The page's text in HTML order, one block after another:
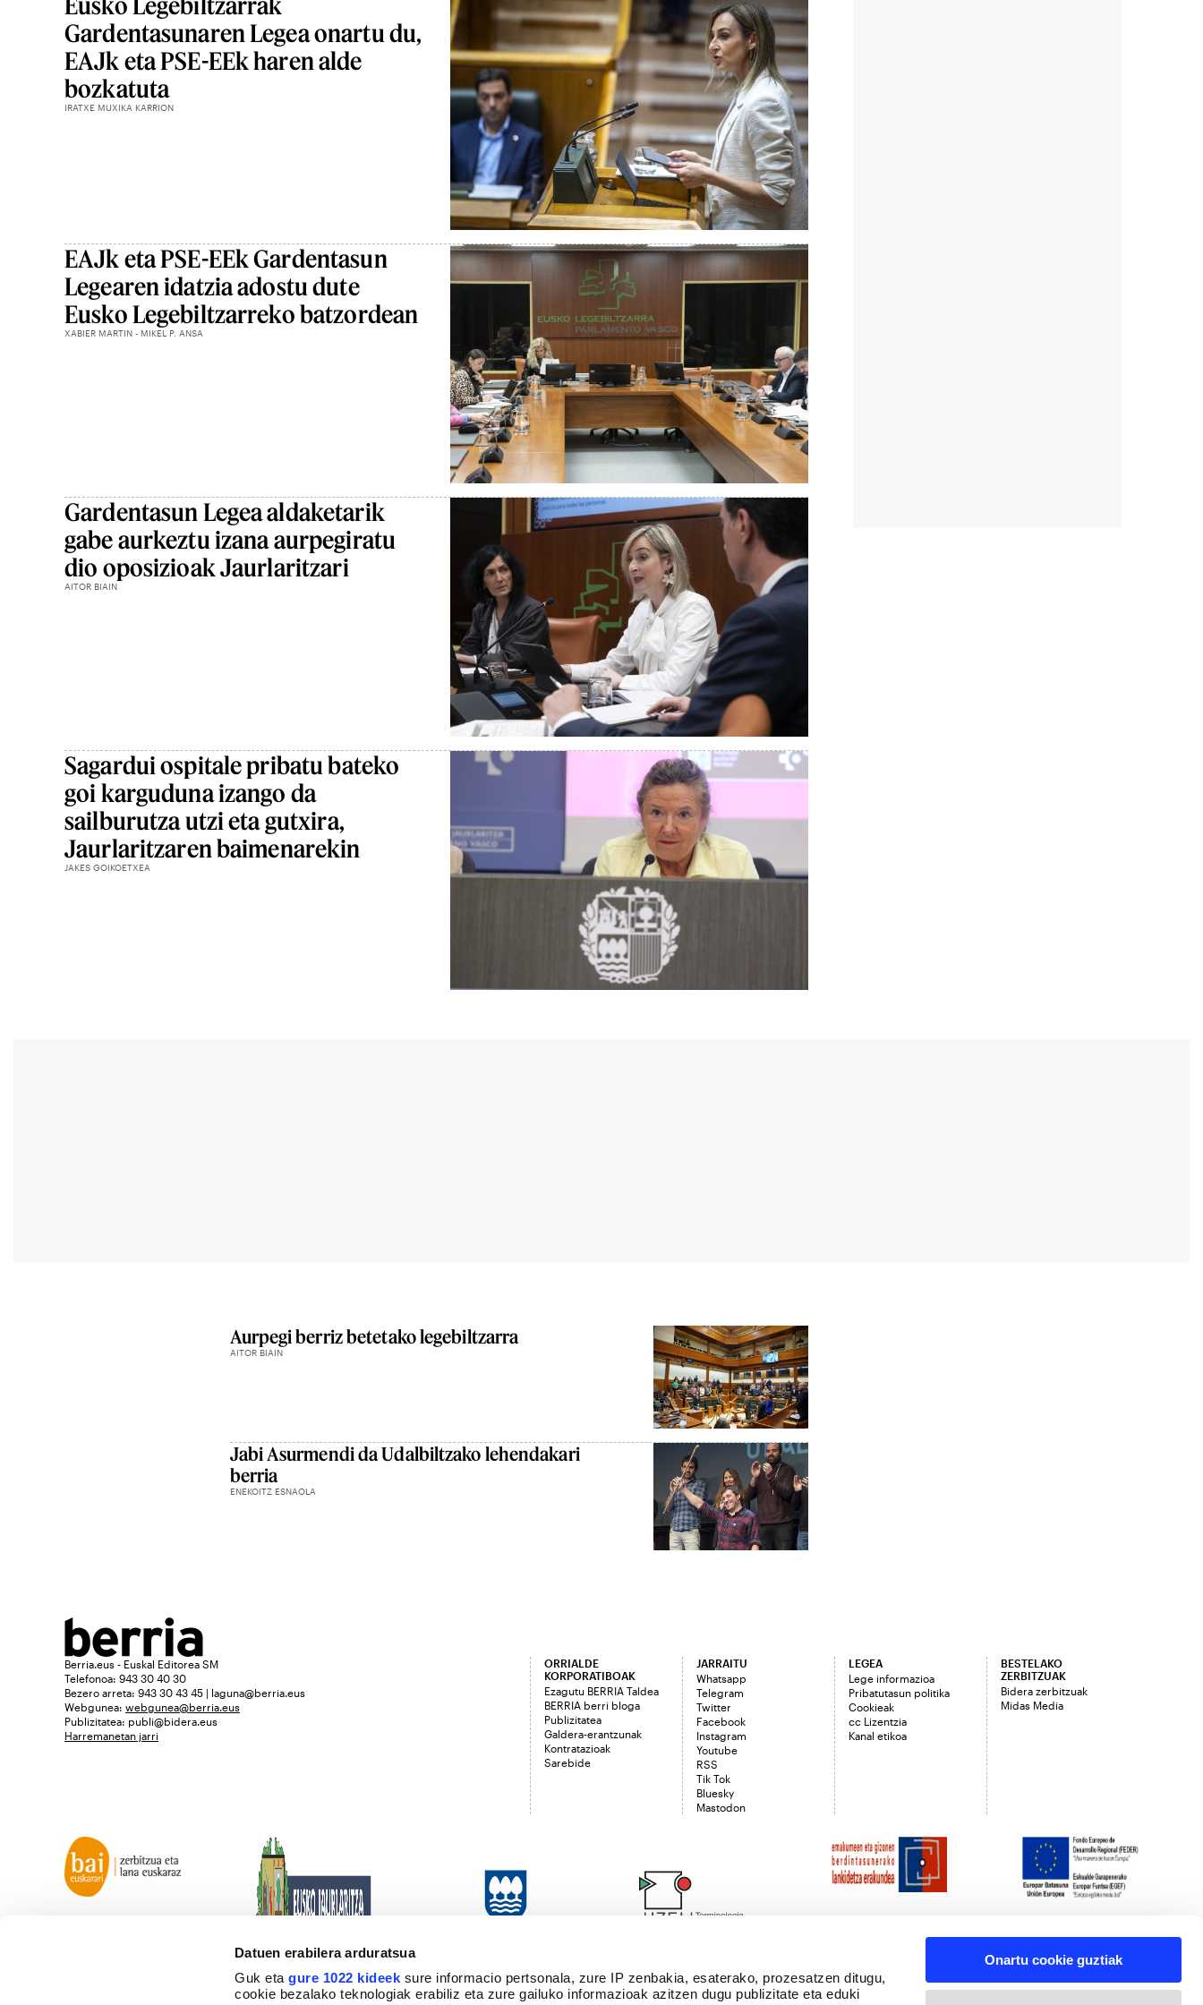
Datuen erabilera arduratsua
Guk etagure 1022 kideek sure informacio pertsonala, zure IP zenbakia, esaterako, prozesatzen ditugu,
cookie bezalako teknologiak erabiliz eta zure gailuko informazioak azitzen dugu publizitate eta eduki
Onartu cookie guztiak
Gardentasunaren Legea onartu du,
EAJk eta PSE-EEk haren alde
bozkatuta
IRATXE MUXIKA KARRION
EAJk eta PSE-EEk Gardentasun
Legearen idatzia adostu dute
Eusko Legebiltzarreko batzordean
XABIER MARTIN - MIKEL P. ANSA
Gardentasun Legea aldaketarik
gabe aurkeztu izana aurpegiratu
dio oposizioak Jaurlaritzari
AITOR BIAIN
Sagardui ospitale pribatu bateko
goi karguduna izango da
sailburutza utzi eta gutxira,
Jaurlaritzaren baimenarekin
JAKES GOIKOETXEA
Aurpegi berriz betetako legebiltzarra
AITOR BIAIN
Jabi Asurmendi da Udalbiltzako lehendakari
berria
ENEKOITZ ESNAOLA
Berria.eus - Euskal Editorea SM
Telefonoa: 943 30 40 30
Bezero arreta: 943 30 43 45 | laguna@berria.eus
Webgunea: webgunea@berria.eus
Publizitatea: publi@bidera.eus
Harremanetan jarri
ORRIALDE
KORPORATIBOAK
Ezagutu BERRIA Taldea
BERRIA berri bloga
Publizitatea
Galdera-erantzunak
Kontratazioak
Sarebide
JARRAITU
Whatsapp
Telegram
Twitter
Facebook
Instagram
Youtube
RSS
Tik Tok
Bluesky
Mastodon
LEGEA
Lege informazioa
Pribatutasun politika
Cookieak
cc Lizentzia
Kanal etikoa
BESTELAKO
ZERBITZUAK
Bidera zerbitzuak
Midas Media